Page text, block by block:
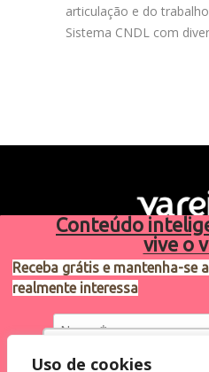
Conteúdo
vive o
Receba grátis e mantenha-se
realmente interessa
Utilizamos cookies
Uso de cookies
articulação e do
Sistema CNDL com
Sugestões